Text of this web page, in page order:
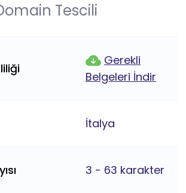
Tescili
Gerekli
Belgeleri İndir
İtalya
3 - 63 karakter